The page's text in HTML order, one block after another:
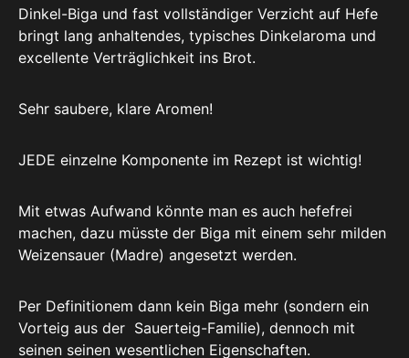
Dinkel-Biga und fast vollständiger Verzicht auf Hefe
bringt lang anhaltendes, typisches Dinkelaroma und
excellente Verträglichkeit ins Brot.
Sehr saubere, klare Aromen!
JEDE einzelne Komponente im Rezept ist wichtig!
Mit etwas Aufwand könnte man es auch hefefrei
machen, dazu müsste der Biga mit einem sehr milden
Weizensauer (Madre) angesetzt werden.
Per Definitionem dann kein Biga mehr (sondern ein
Vorteig aus der Sauerteig-Familie), dennoch mit
seinen seinen wesentlichen Eigenschaften.